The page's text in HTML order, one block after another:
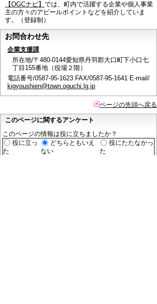
【OGCナビ】 では、町内で活躍する企業や個人事業
主の方々のアピールポイントなどを紹介していま
す。（登録制）
お問合わせ先
企業支援課
所在地/〒480-0144愛知県丹羽郡大口町下小口七
丁目155番地（役場２階）
電話番号/0587-95-1623 FAX/0587-95-1641 E-mail/
kigyoushien@town.oguchi.lg.jp
ページの先頭へ戻る
このページに関するアンケート
このページの情報は役に立ちましたか？
役に立っ
た
どちらともいえ
ない
役にたたなかっ
た